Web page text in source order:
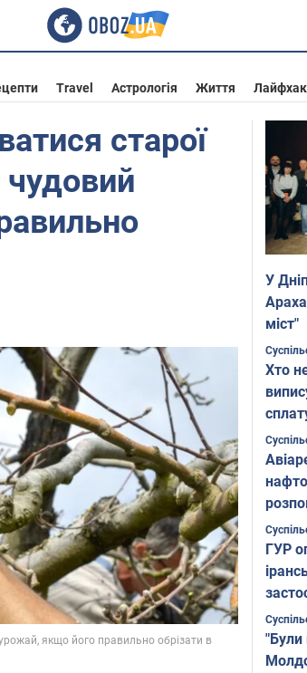
Travel Астрологія Життя
старої
чудовий
якщо його правильно обрізати в
У
міст"
Хто
ГУР
"Були